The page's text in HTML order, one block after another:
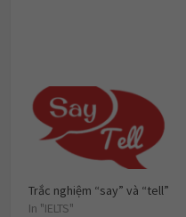
Trắc nghiệm “say” và “tell”
In "IELTS"